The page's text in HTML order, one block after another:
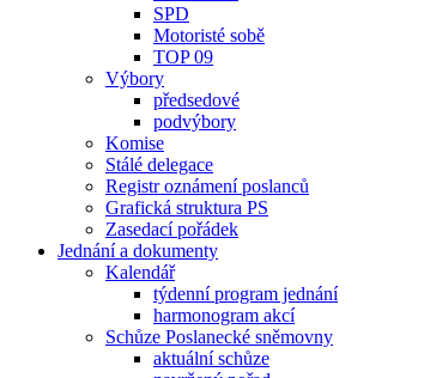
SPD
Motoristé sobě
TOP 09
Výbory
předsedové
podvýbory
Komise
Stálé delegace
Registr oznámení poslanců
Grafická struktura PS
Zasedací pořádek
Jednání a dokumenty
Kalendář
týdenní program jednání
harmonogram akcí
Schůze Poslanecké sněmovny
aktuální schůze